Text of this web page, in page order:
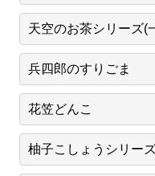
天空のお茶シリーズ(
兵四郎のすりごま
花笠どんこ
柚子こしょうシリー